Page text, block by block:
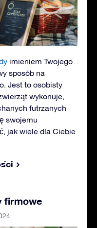
imieniem Twojego
sposób na
Jest to osobisty
wykonuje,
futrzanych
swojemu
jak wiele dla Ciebie
firmowe